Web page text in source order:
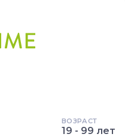
ВОЗРАСТ
19 - 99 лет